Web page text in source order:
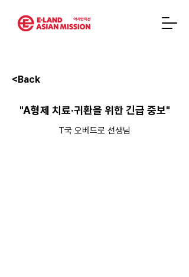
<Back
"A형제 치료·귀환을 위한 긴급 중보"
T국 오베드로 선생님